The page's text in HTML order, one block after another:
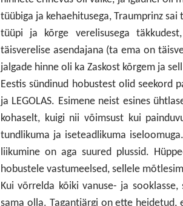
tüübiga ja kehaehitusega, Traumprinz
tüüpi ja kõrge verelisusega
täisverelise asendajana (ta ema on
jalgade hinne oli ka Zaskost kõrgem ja
Eestis sündinud hobustest olid seekord
ja LEGOLAS. Esimene neist esines
kohaselt, kuigi nii võimsust kui
tundlikuma ja iseteadlikuma
liikumine on aga suured plussid.
hobustele vastumeelsed, sellele
Kui võrrelda kõiki vanuse- ja
sama olla. Tagantjärgi on ette heidetud,